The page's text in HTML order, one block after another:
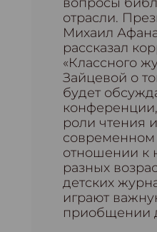
отрасли.
Михаил
рассказал
«Классного
Зайцевой о
будет
роли чтения
отношении к
разных
детских
играют
приобщении